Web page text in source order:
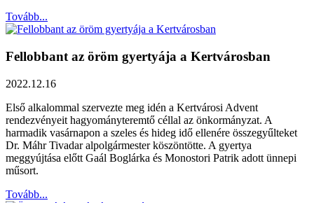
Tovább...
Fellobbant az öröm gyertyája a Kertvárosban
2022.12.16
Első alkalommal szervezte meg idén a Kertvárosi Advent
rendezvényeit hagyományteremtő céllal az önkormányzat. A
harmadik vasárnapon a szeles és hideg idő ellenére összegyűlteket
Dr. Máhr Tivadar alpolgármester köszöntötte. A gyertya
meggyújtása előtt Gaál Boglárka és Monostori Patrik adott ünnepi
műsort.
Tovább...